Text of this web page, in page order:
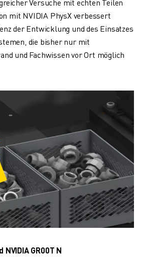
MIT FANUC
mit NVIDIA PhysX verbessert
der Entwicklung und des Einsatzes
die bisher nur mit
und Fachwissen vor Ort möglich
NVIDIA GR00T N